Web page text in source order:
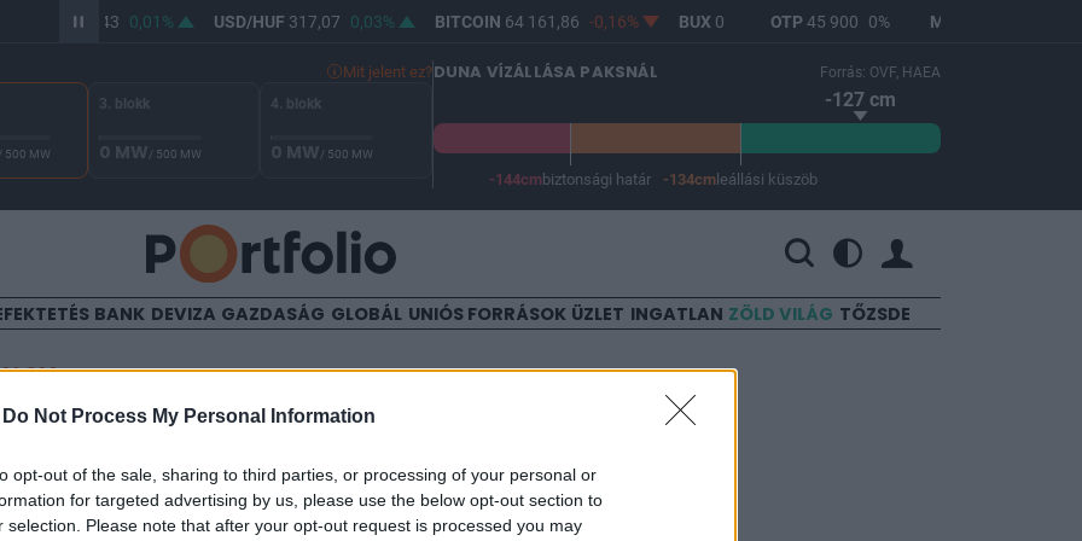
Do Not Process My Personal Information
opt-out of the sale, sharing to third parties, or processing of your personal or
for targeted advertising by us, please use the below opt-out section to
selection. Please note that after your opt-out request is processed you may
365,43 0,01% USD/HUF 317,07 0,03% BITCOIN64 161,86 -0,16% BUX0 OTP45 900 0% MOL
Mit jelent ez?
/ 500 MW
3. blokk
0 MW/ 500 MW
4. blokk
0 MW/ 500 MW
DUNA VÍZÁLLÁSA PAKSNÁL Forrás: OVF, HAEA
-127 cm
-144cm biztonsági határ -134cm leállási küszöb
BANK DEVIZA GAZDASÁG GLOBÁL UNIÓS FORRÁSOK ÜZLET INGATLAN ZÖLD VILÁG TŐZSDE
A nehéz rész csak most jön
Alapkezelő